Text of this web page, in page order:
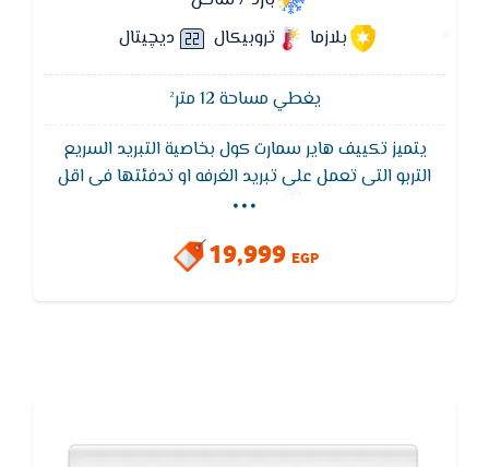
بلازما
تروبيكال ديچيتال
يغطي مساحة 12 متر²
يتميز تكييف هاير سمارت كول بخاصية التبريد السريع
التربو التى تعمل على تبريد الغرفه او تدفئتها فى اقل
وقت مما يؤدى إلى استهلاك كهرباء اقل ويتميز ايضا
الكهرباء ويعمل على اقل ضغط للكهرباء بالاضافه إلى
...
19,999 EGP